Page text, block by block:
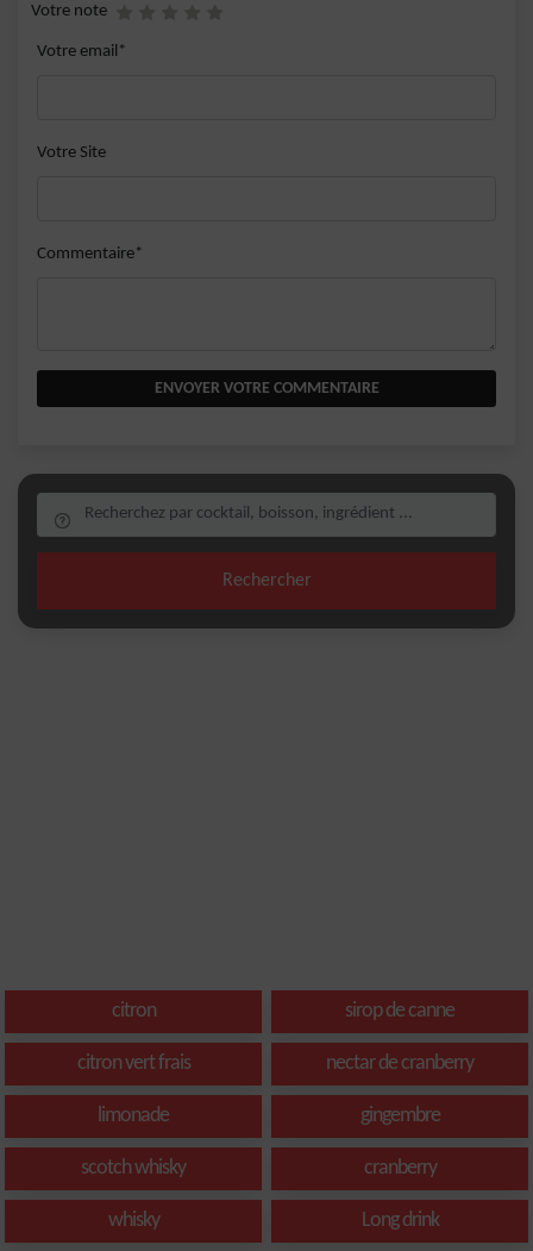
Votre note
Votre email*
Votre Site
Commentaire*
ENVOYER VOTRE COMMENTAIRE
Rechercher
citron sirop de canne
citron vert frais nectar de cranberry
limonade gingembre
scotch whisky cranberry
whisky Long drink